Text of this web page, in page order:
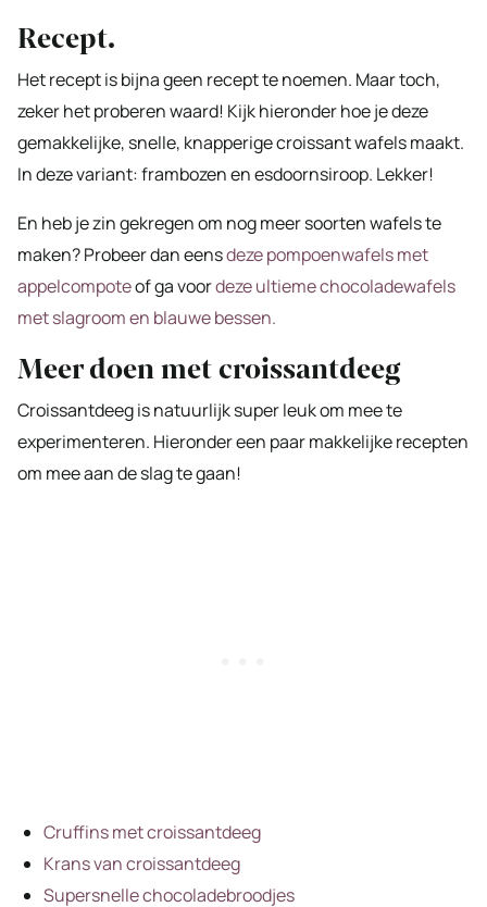
Recept.
Het recept is bijna geen recept te noemen. Maar toch,
zeker het proberen waard! Kijk hieronder hoe je deze
gemakkelijke, snelle, knapperige croissant wafels maakt.
In deze variant: frambozen en esdoornsiroop. Lekker!
En heb je zin gekregen om nog meer soorten wafels te
maken? Probeer dan eensdeze pompoenwafels met
appelcompoteof ga voordeze ultieme chocoladewafels
met slagroom en blauwe bessen.
Meer doen met croissantdeeg
Croissantdeeg is natuurlijk super leuk om mee te
experimenteren. Hieronder een paar makkelijke recepten
om mee aan de slag te gaan!
Cruffins met croissantdeeg
Krans van croissantdeeg
Supersnelle chocoladebroodjes